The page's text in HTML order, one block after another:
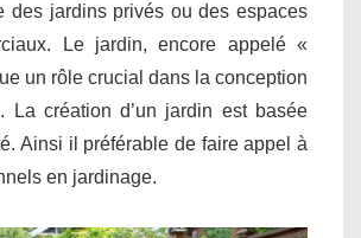
des jardins privés ou des espaces
Le jardin, encore appelé «
un rôle crucial dans la conception
La création d’un jardin est basée
Ainsi il préférable de faire appel à
en jardinage.